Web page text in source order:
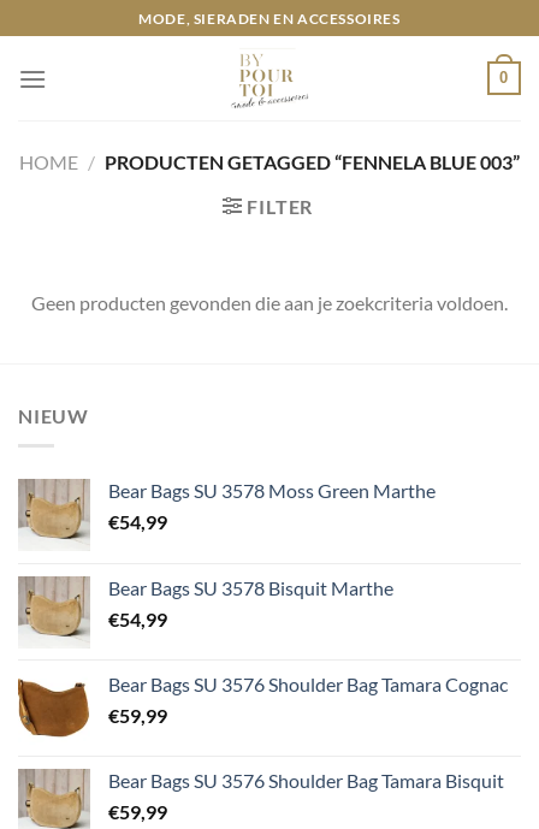
naar
inhoud
MODE, SIERADEN EN ACCESSOIRES
0
HOME / PRODUCTEN GETAGGED “FENNELA BLUE 003”
FILTER
Geen producten gevonden die aan je zoekcriteria voldoen.
NIEUW
Bear Bags SU 3578 Moss Green Marthe
€54,99
Bear Bags SU 3578 Bisquit Marthe
€54,99
Bear Bags SU 3576 Shoulder Bag Tamara Cognac
€59,99
Bear Bags SU 3576 Shoulder Bag Tamara Bisquit
€59,99